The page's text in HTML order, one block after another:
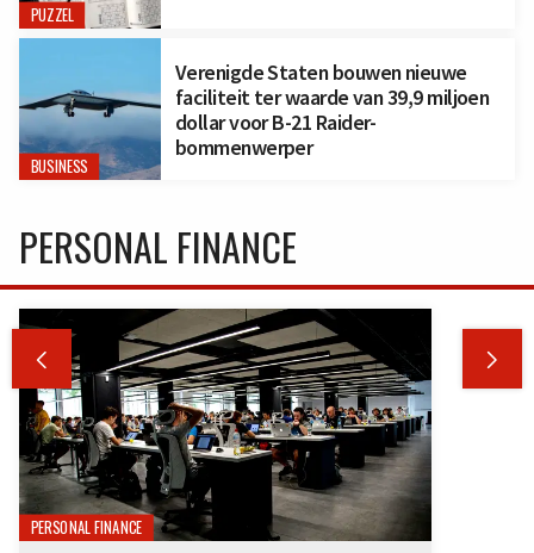
PUZZEL
BUSINESS
Verenigde Staten bouwen nieuwe
faciliteit ter waarde van 39,9 miljoen
dollar voor B-21 Raider-
bommenwerper
PERSONAL FINANCE
 
PERSONAL FINANCE